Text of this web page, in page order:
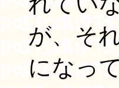
が、そ
になっ